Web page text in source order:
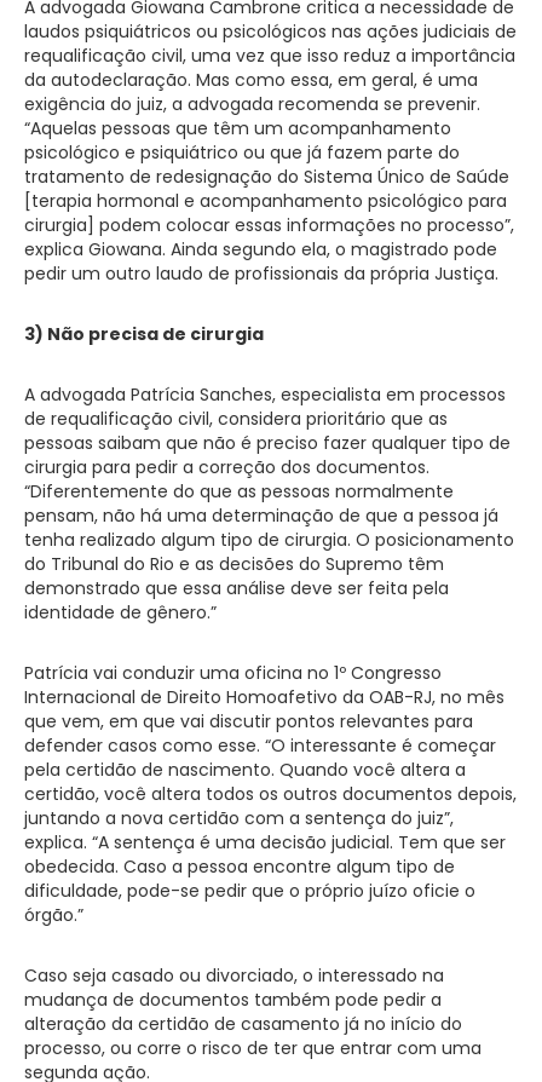
A advogada Giowana Cambrone critica a necessidade de
laudos psiquiátricos ou psicológicos nas ações judiciais de
requalificação civil, uma vez que isso reduz a importância
da autodeclaração. Mas como essa, em geral, é uma
exigência do juiz, a advogada recomenda se prevenir.
“Aquelas pessoas que têm um acompanhamento
psicológico e psiquiátrico ou que já fazem parte do
tratamento de redesignação do Sistema Único de Saúde
[terapia hormonal e acompanhamento psicológico para
cirurgia] podem colocar essas informações no processo”,
explica Giowana. Ainda segundo ela, o magistrado pode
pedir um outro laudo de profissionais da própria Justiça.
3) Não precisa de cirurgia
A advogada Patrícia Sanches, especialista em processos
de requalificação civil, considera prioritário que as
pessoas saibam que não é preciso fazer qualquer tipo de
cirurgia para pedir a correção dos documentos.
“Diferentemente do que as pessoas normalmente
pensam, não há uma determinação de que a pessoa já
tenha realizado algum tipo de cirurgia. O posicionamento
do Tribunal do Rio e as decisões do Supremo têm
demonstrado que essa análise deve ser feita pela
identidade de gênero.”
Patrícia vai conduzir uma oficina no 1º Congresso
Internacional de Direito Homoafetivo da OAB-RJ, no mês
que vem, em que vai discutir pontos relevantes para
defender casos como esse. “O interessante é começar
pela certidão de nascimento. Quando você altera a
certidão, você altera todos os outros documentos depois,
juntando a nova certidão com a sentença do juiz”,
explica. “A sentença é uma decisão judicial. Tem que ser
obedecida. Caso a pessoa encontre algum tipo de
dificuldade, pode-se pedir que o próprio juízo oficie o
órgão.”
Caso seja casado ou divorciado, o interessado na
mudança de documentos também pode pedir a
alteração da certidão de casamento já no início do
processo, ou corre o risco de ter que entrar com uma
segunda ação.